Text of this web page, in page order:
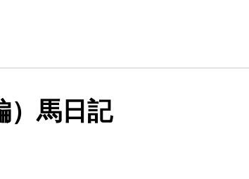
）馬日記